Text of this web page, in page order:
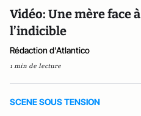
Vidéo: Une mère face à
l’indicible
Rédaction d'Atlantico
1 min de lecture
SCENE SOUS TENSION